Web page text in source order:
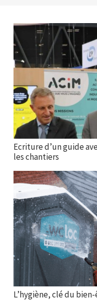
Ecriture d’un guide
les chantiers
L’hygiène, clé du